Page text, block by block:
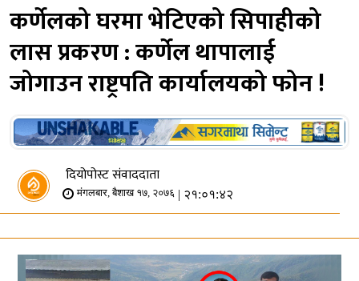
कर्णेलको घरमा भेटिएको सिपाहीको
लास प्रकरण : कर्णेल थापालाई
जोगाउन राष्ट्रपति कार्यालयको फोन !
दियोपोस्ट संवाददाता
मंगलबार, बैशाख १७, २०७६ | २१:०१:४२